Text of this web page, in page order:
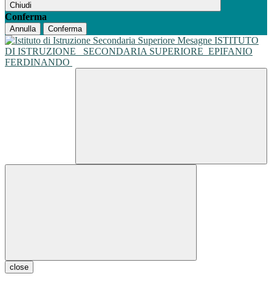
Chiudi
Conferma
Annulla Conferma
ISTITUTO
DI ISTRUZIONE
SECONDARIA SUPERIORE EPIFANIO
FERDINANDO
close